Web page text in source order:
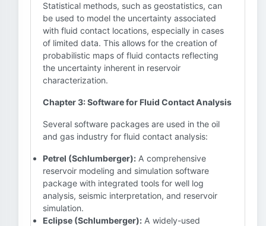
Statistical methods, such as geostatistics, can
be used to model the uncertainty associated
with fluid contact locations, especially in cases
of limited data. This allows for the creation of
probabilistic maps of fluid contacts reflecting
the uncertainty inherent in reservoir
characterization.
Chapter 3: Software for Fluid Contact Analysis
Several software packages are used in the oil
and gas industry for fluid contact analysis:
Petrel (Schlumberger): A comprehensive
reservoir modeling and simulation software
package with integrated tools for well log
analysis, seismic interpretation, and reservoir
simulation.
Eclipse (Schlumberger): A widely-used